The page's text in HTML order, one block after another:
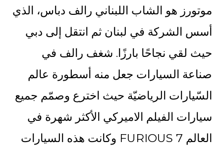
موتورز هو الشاب اللبناني رالف دباس، الذي
أسس الشركة في لبنان ثم انتقل إلى دبي
حيث لقي نجاحًا بارزًا. شغف رالف في
صناعة السيارات جعل منه أسطورة عالم
السّيارات الرياضيّة حيث اخترع وصمّم جميع
سيارات الفيلم الاميركي الأكثر شهرة في
العالم FURIOUS 7 وكانت هذه السيارات